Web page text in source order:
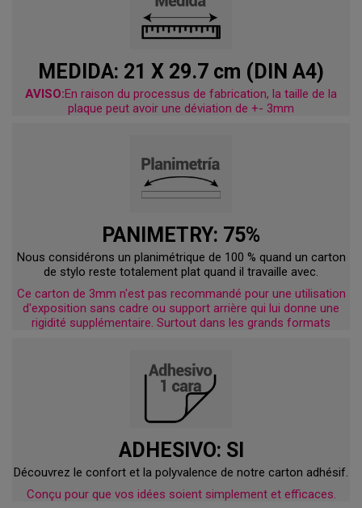
MEDIDA: 21 X 29.7 cm (DIN A4)
AVISO:En raison du processus de fabrication, la taille de la
plaque peut avoir une déviation de +- 3mm
PANIMETRY: 75%
Nous considérons un planimétrique de 100 % quand un carton
de stylo reste totalement plat quand il travaille avec.
Ce carton de 3mm n'est pas recommandé pour une utilisation
d'exposition sans cadre ou support arrière qui lui donne une
rigidité supplémentaire. Surtout dans les grands formats
ADHESIVO: SI
Découvrez le confort et la polyvalence de notre carton adhésif.
Conçu pour que vos idées soient simplement et efficaces.